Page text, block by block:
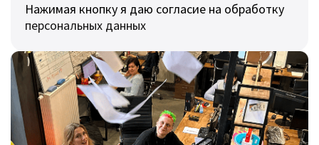
Нажимая кнопку я даю согласие на обработку
персональных данных